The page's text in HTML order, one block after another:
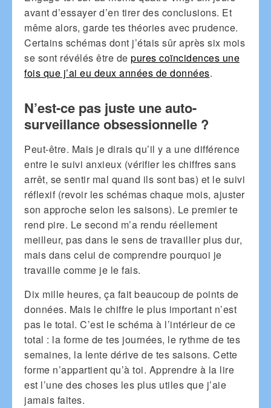
avant d’essayer d’en tirer des conclusions. Et
même alors, garde tes théories avec prudence.
Certains schémas dont j’étais sûr après six mois
se sont révélés être de pures coïncidences une
fois que j’ai eu deux années de données.
N’est-ce pas juste une auto-
surveillance obsessionnelle ?
Peut-être. Mais je dirais qu’il y a une différence
entre le suivi anxieux (vérifier les chiffres sans
arrêt, se sentir mal quand ils sont bas) et le suivi
réflexif (revoir les schémas chaque mois, ajuster
son approche selon les saisons). Le premier te
rend pire. Le second m’a rendu réellement
meilleur, pas dans le sens de travailler plus dur,
mais dans celui de comprendre pourquoi je
travaille comme je le fais.
Dix mille heures, ça fait beaucoup de points de
données. Mais le chiffre le plus important n’est
pas le total. C’est le schéma à l’intérieur de ce
total : la forme de tes journées, le rythme de tes
semaines, la lente dérive de tes saisons. Cette
forme n’appartient qu’à toi. Apprendre à la lire
est l’une des choses les plus utiles que j’aie
jamais faites.